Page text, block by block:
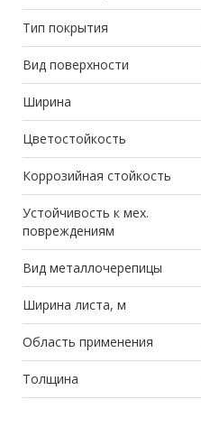
Тип покрытия
Вид поверхности
Ширина
Цветостойкость
Коррозийная стойкость
Устойчивость к мех.
повреждениям
Вид металлочерепицы
Ширина листа, м
Область применения
Толщина